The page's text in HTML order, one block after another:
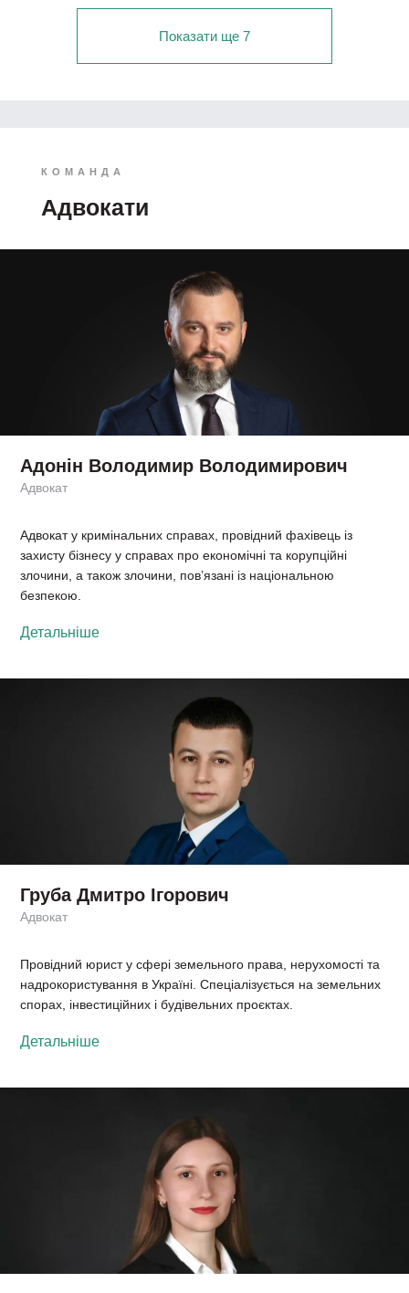
Показати ще 7
КОМАНДА
Адвокати
Адонін Володимир Володимирович
Адвокат
Адвокат у кримінальних справах, провідний фахівець із
захисту бізнесу у справах про економічні та корупційні
злочини, а також злочини, пов’язані із національною
безпекою.
Детальніше
Груба Дмитро Ігорович
Адвокат
Провідний юрист у сфері земельного права, нерухомості та
надрокористування в Україні. Спеціалізується на земельних
спорах, інвестиційних і будівельних проєктах.
Детальніше